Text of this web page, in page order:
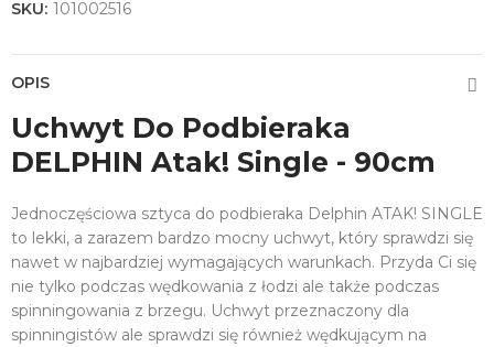
SKU: 101002516
OPIS
Uchwyt Do Podbieraka
DELPHIN Atak! Single - 90cm
Jednoczęściowa sztyca do podbieraka Delphin ATAK! SINGLE
to lekki, a zarazem bardzo mocny uchwyt, który sprawdzi się
nawet w najbardziej wymagających warunkach. Przyda Ci się
nie tylko podczas wędkowania z łodzi ale także podczas
spinningowania z brzegu. Uchwyt przeznaczony dla
spinningistów ale sprawdzi się również wędkującym na